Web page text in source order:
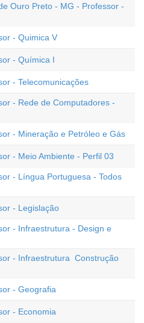
Ouro Preto - MG - Professor -
- Quimica V
- Química I
- Telecomunicações
- Rede de Computadores -
- Mineração e Petróleo e Gás
- Meio Ambiente - Perfil 03
- Língua Portuguesa - Todos
- Legislação
- Infraestrutura - Design e
- Infraestrutura  Construção
- Geografia
- Economia